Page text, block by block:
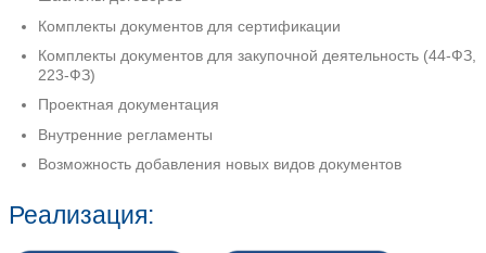
Отсутствие контроля сроков действия
Отсутствие единого цифрового
сложности поиска и путанице версий).
Непрозрачность процедуры внесения
документа: отсутствие информации о
редактирования.